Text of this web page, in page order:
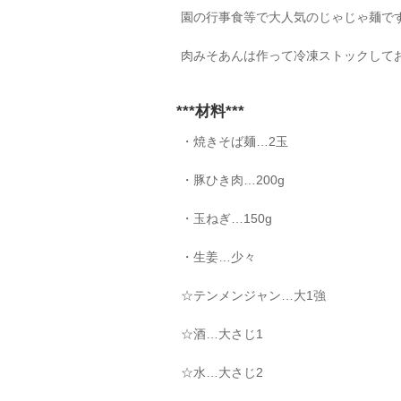
園の行事食等で大人気のじゃじゃ麺で
肉みそあんは作って冷凍ストックして
***材料***
・焼きそば麺…2玉
・豚ひき肉…200g
・玉ねぎ…150g
・生姜…少々
☆テンメンジャン…大1強
☆酒…大さじ1
☆水…大さじ2